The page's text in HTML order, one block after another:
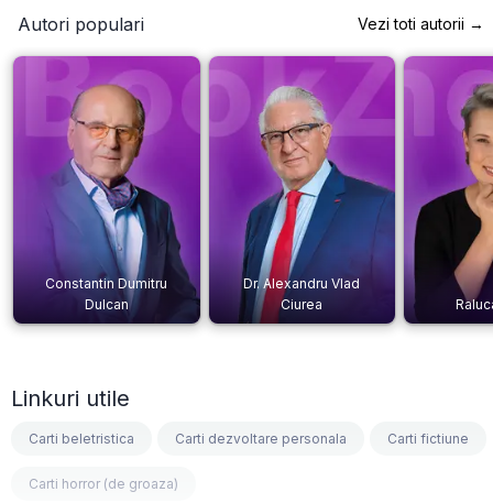
Autori populari Vezi toti autorii →
Constantin Dumitru
Dulcan
Dr. Alexandru Vlad
Ciurea
Linkuri utile
Carti beletristica Carti dezvoltare personala Carti fictiune
Carti horror (de groaza)